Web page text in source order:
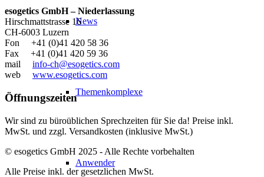
News
Themenkomplexe
Anwender
esogetics GmbH – Niederlassung
Hirschmattstrasse 16
CH-6003 Luzern
Fon +41 (0)41 420 58 36
Fax +41 (0)41 420 59 36
mail info-ch@esogetics.com
web www.esogetics.com
Öffnungszeiten
Wir sind zu büroüblichen Sprechzeiten für Sie da! Preise inkl.
MwSt. und zzgl. Versandkosten (inklusive MwSt.)
© esogetics GmbH 2025 - Alle Rechte vorbehalten
Alle Preise inkl. der gesetzlichen MwSt.